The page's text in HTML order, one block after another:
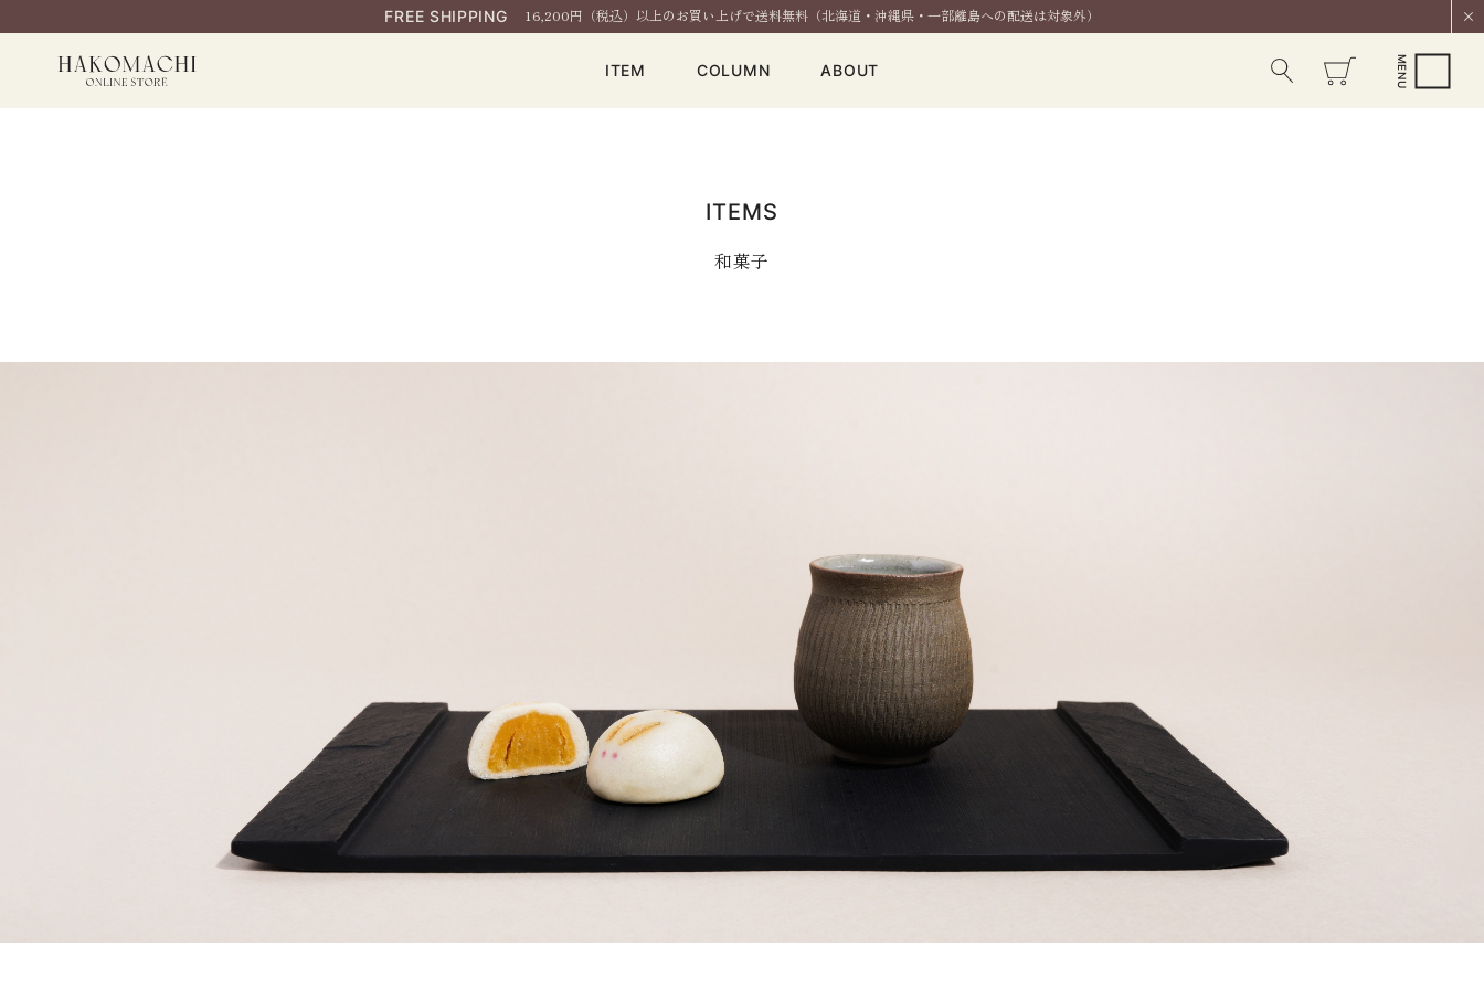
FREE SHIPPING 16,200円（税込）以上のお買い上げで送料無料（北海道・沖縄県・一部離島への配送は対象外）
ITEM COLUMN ABOUT
ITEMS
和菓子